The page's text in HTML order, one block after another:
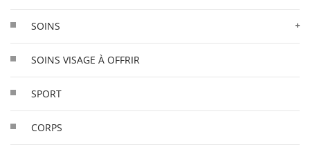
SOINS
SOINS VISAGE À OFFRIR
SPORT
CORPS